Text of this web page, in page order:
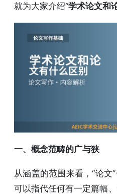
就为大家介绍“学术论文和
一、概念范畴的广与狭
从涵盖的范围来看，“论文
可以指代任何有一定篇幅